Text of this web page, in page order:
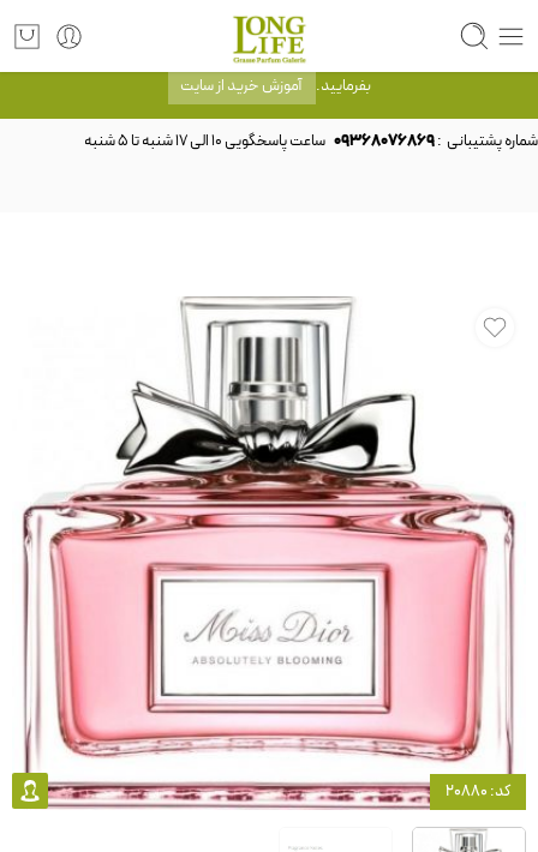
توجه! برند لانگ لایف رایحه های معروف را با شیشه و بسته بندی خود شرکت لانگ لایف
عرضه می کند.که با انتخاب حجم هر ادکلنی می توانید شیشه و بسته بندی را ملاحظه
بفرمایید. آموزش خرید از سایت
شماره پشتیبانی :09368076869
کد: 20880